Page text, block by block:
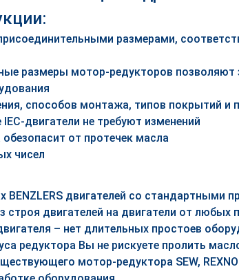
размерами,
размеры мотор-редукторов
способов монтажа, типов покрытий и
двигатели не требуют изменений
от протечек масла
чисел
BENZLERS двигателей со стандартными
двигателей на двигатели от любых
– нет длительных простоев
редуктора Вы не рискуете пролить
мотор-редуктора SEW,